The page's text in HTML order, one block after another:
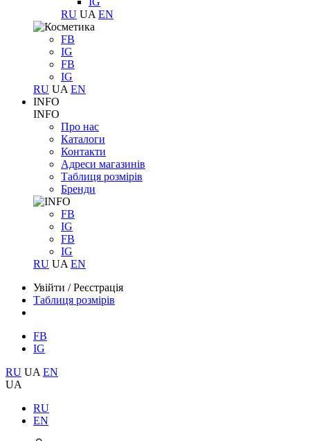
RU UA EN
FB
IG
FB
IG
RU UA EN
INFO
INFO
Про нас
Каталоги
Контакти
Адреси магазинів
Таблиця розмірів
Бренди
FB
IG
FB
IG
RU UA EN
Увійти /Реєстрація
Таблиця розмірів
FB
IG
RU UA EN
UA
RU
EN